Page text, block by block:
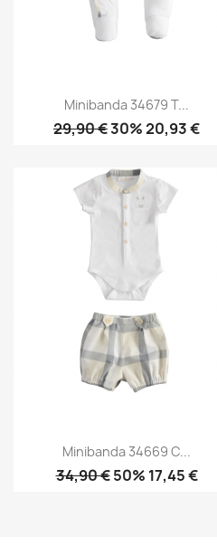
Minibanda 34679 T...
29,90 €30% 20,93 €
Minibanda 34669 C...
34,90 €50% 17,45 €